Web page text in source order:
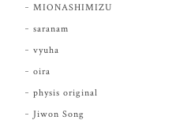
MIONASHIMIZU
saranam
vyuha
oira
physis original
Jiwon Song